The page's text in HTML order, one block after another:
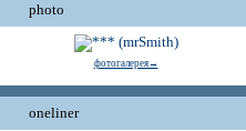
photo
фотогалерея→
oneliner